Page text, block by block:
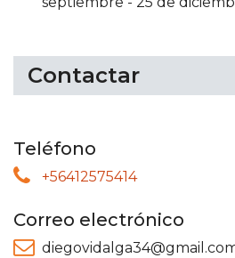
Contactar
Teléfono
+56412575414
Correo electrónico